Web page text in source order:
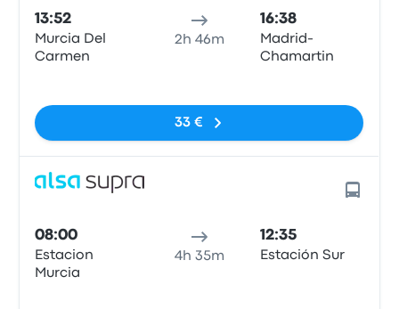
13:52
Murcia Del
Carmen
2h 46m
16:38
Madrid-
Chamartin
33 €
08:00
Estacion
Murcia
4h 35m
12:35
Estación Sur